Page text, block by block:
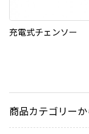
充電式チェンソー
商品カテゴリー